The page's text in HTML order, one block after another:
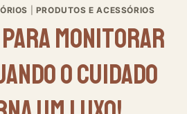
PRODUTOS E ACESSÓRIOS
Monitorar
O Cuidado